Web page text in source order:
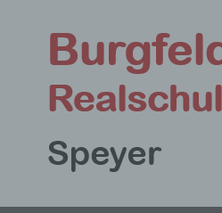
springen